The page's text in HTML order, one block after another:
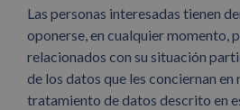
Las personas interesadas tienen
oponerse, en cualquier momento,
relacionados con su situación
de los datos que les conciernan en
tratamiento de datos descrito en